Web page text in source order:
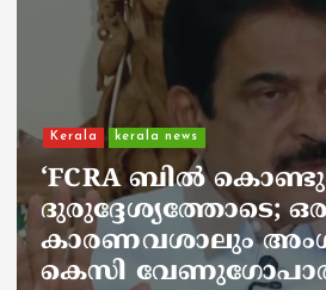
kerala news
ചാലിശേരിയില്‍
ജനകീയ
നഴ്സിന് അണലിയുടെ
അണലിയുടെ
ഡ്യൂട്ടിക്കിടെ